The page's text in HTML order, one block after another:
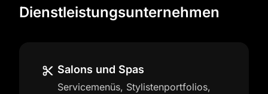
Dienstleistungsunternehmen
Salons und Spas
Servicemenüs, Stylistenportfolios,